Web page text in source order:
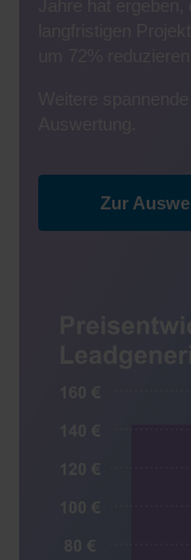
langfristigen
Weitere
Zur